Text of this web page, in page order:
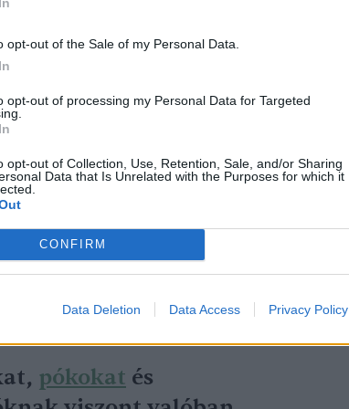
opt-out of the Sale of my Personal Data.
opt-out of processing my Personal Data for Targeted
opt-out of Collection, Use, Retention, Sale, and/or Sharing
Data that Is Unrelated with the Purposes for which it
CONFIRM
Data Deletion Data Access Privacy Policy
rendkívül rugalmassá vált, azért
a zsákmányukat. Lenyűgöző
szert, és a szaglásuk is
kifejlesztették az infravörös,
többen pedig „
is összeállítottak a kígyók és gyíkok
gyűjteményekből származó
vonatkozó értékes
pókokat és